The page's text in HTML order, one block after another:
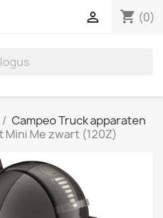
shopping_cart (0)

Campeo Truck apparaten
Mini Me zwart (120Z)